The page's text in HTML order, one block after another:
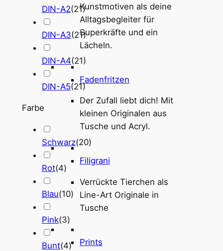
Kunstmotiven als deine
Alltagsbegleiter für
Superkräfte und ein
Lächeln.
Fadenfritzen
Der Zufall liebt dich! Mit
kleinen Originalen aus
Tusche und Acryl.
Filigrani
Verrückte Tierchen als
Line-Art Originale in
Tusche
Prints
DIN-A2(21)
DIN-A3(21)
DIN-A4(21)
DIN-A5(21)
Farbe
Schwarz(20)
Rot(4)
Blau(10)
Pink(3)
Bunt(4)